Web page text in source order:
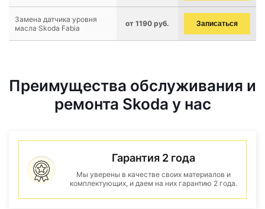
Замена датчика уровня
масла Skoda Fabia
от 1190 руб. Записаться
Преимущества обслуживания и
ремонта Skoda у нас
Гарантия 2 года
Мы уверены в качестве своих материалов и
комплектующих, и даем на них гарантию 2 года.